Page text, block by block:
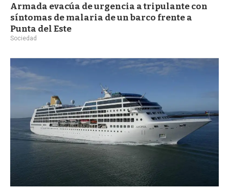
Armada evacúa de urgencia a tripulante con
síntomas de malaria de un barco frente a
Punta del Este
Sociedad